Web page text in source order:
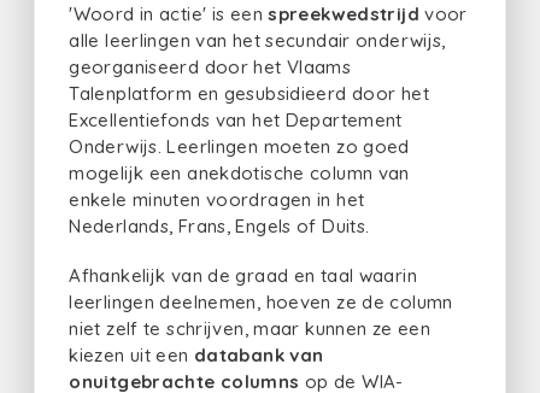
'Woord in actie' is eenspreekwedstrijd voor
alle leerlingen van het secundair onderwijs,
georganiseerd door het Vlaams
Talenplatform en gesubsidieerd door het
Excellentiefonds van het Departement
Onderwijs. Leerlingen moeten zo goed
mogelijk een anekdotische column van
enkele minuten voordragen in het
Nederlands, Frans, Engels of Duits.
Afhankelijk van de graad en taal waarin
leerlingen deelnemen, hoeven ze de column
niet zelf te schrijven, maar kunnen ze een
kiezen uit een databank van
onuitgebrachte columns op de WIA-